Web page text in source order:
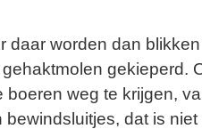
daar worden dan blikken
gekieperd.
weg te krijgen,
dat is